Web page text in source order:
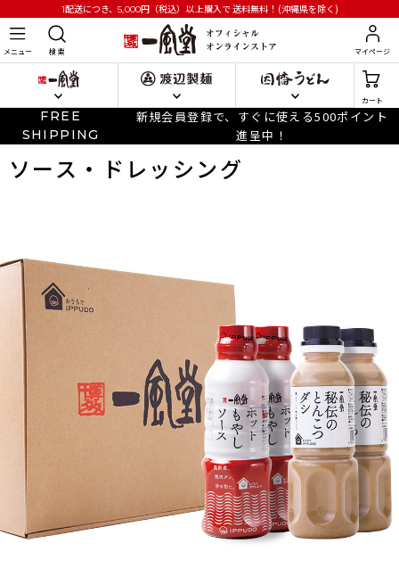
1配送につき、5,000円 （税込）以上購入で送料無料！(沖縄県を除く)
メニュー 検 索 マイページ
カート
FREE
SHIPPING
新規会員登録で、すぐに使える500ポイント
進呈中！
ソース・ドレッシング